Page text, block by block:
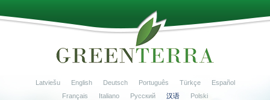
Latviešu English Deutsch Português Türkçe
Español
Français
Italiano Русский 汉语 Polski